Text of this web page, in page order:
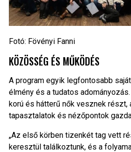
Fotó: Fövényi Fanni
KÖZÖSSÉG ÉS MŰKÖDÉS
A program egyik legfontosabb
élmény és a tudatos
korú és hátterű nők vesznek
tapasztalatok és nézőpontok
„Az első körben tizenkét tag vett
keresztül találkoztunk, és a